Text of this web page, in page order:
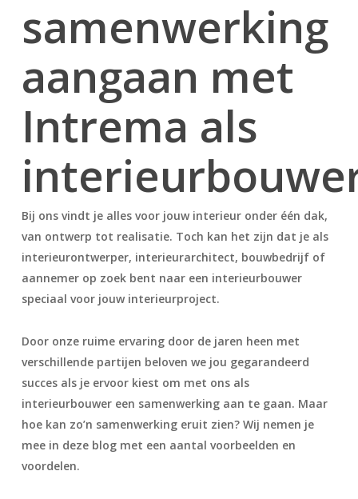
samenwerking
aangaan met
Intrema als
Bij ons vindt je alles voor jouw interieur onder één dak,
van ontwerp tot realisatie. Toch kan het zijn dat je als
interieurontwerper, interieurarchitect, bouwbedrijf of
aannemer op zoek bent naar een interieurbouwer
speciaal voor jouw interieurproject.
Door onze ruime ervaring door de jaren heen met
verschillende partijen beloven we jou gegarandeerd
succes als je ervoor kiest om met ons als
interieurbouwer een samenwerking aan te gaan. Maar
hoe kan zo’n samenwerking eruit zien? Wij nemen je
mee in deze blog met een aantal voorbeelden en
voordelen.